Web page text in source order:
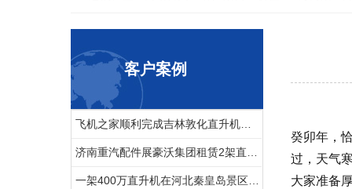
客户案例
癸卯年，
过，天气
大家准备